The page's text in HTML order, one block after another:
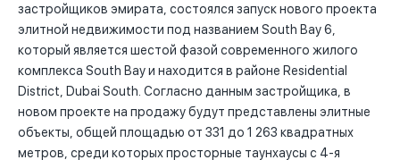
застройщиков эмирата, состоялся запуск нового проекта
элитной недвижимости под названием South Bay 6,
который является шестой фазой современного жилого
комплекса South Bay и находится в районе Residential
District, Dubai South. Согласно данным застройщика, в
новом проекте на продажу будут представлены элитные
объекты, общей площадью от 331 до 1 263 квадратных
метров, среди которых просторные таунхаусы с 4-я